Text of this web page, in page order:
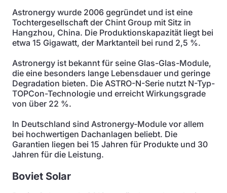
Astronergy wurde 2006 gegründet und ist eine
Tochtergesellschaft der Chint Group mit Sitz in
Hangzhou, China. Die Produktionskapazität liegt bei
etwa 15 Gigawatt, der Marktanteil bei rund 2,5 %.
Astronergy ist bekannt für seine Glas-Glas-Module,
die eine besonders lange Lebensdauer und geringe
Degradation bieten. Die ASTRO-N-Serie nutzt N-Typ-
TOPCon-Technologie und erreicht Wirkungsgrade
von über 22 %.
In Deutschland sind Astronergy-Module vor allem
bei hochwertigen Dachanlagen beliebt. Die
Garantien liegen bei 15 Jahren für Produkte und 30
Jahren für die Leistung.
Boviet Solar